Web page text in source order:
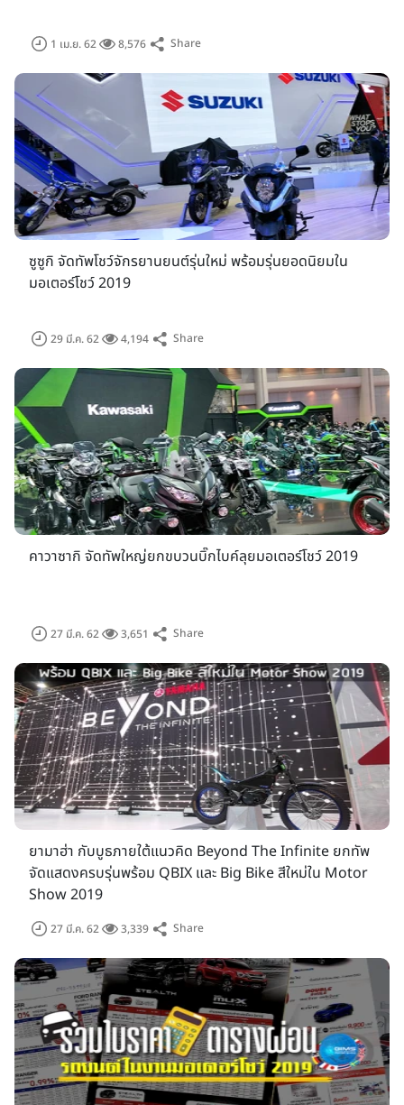
ส่วนค่ายรถจักรยานยนต์เข้าร่วมทั้งหมด 14 แบรนด์ ได้แก่
Honda, Yamaha, Suzuki, Kawasaki, Harley-Davidson,
Triumph, Vespiario, GPX ฯลฯ
1 เม.ย. 62 8,576 Share
ซูซูกิ จัดทัพโชว์จักรยานยนต์รุ่นใหม่ พร้อมรุ่นยอดนิยมใน
มอเตอร์โชว์ 2019
29 มี.ค. 62 4,194 Share
คาวาซากิ จัดทัพใหญ่ยกขบวนบิ๊กไบค์ลุยมอเตอร์โชว์ 2019
27 มี.ค. 62 3,651 Share
ยามาฮ่า กับบูธภายใต้แนวคิด Beyond The Infinite ยกทัพ
จัดแสดงครบรุ่นพร้อม QBIX และ Big Bike สีใหม่ใน Motor
Show 2019
27 มี.ค. 62 3,339 Share